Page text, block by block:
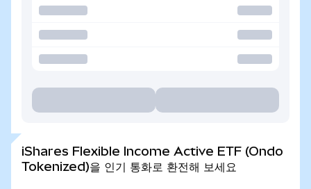
iShares Flexible Income Active ETF (Ondo
Tokenized)을 인기 통화로 환전해 보세요